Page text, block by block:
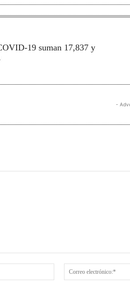
19 suman 17,837 y
-
Nombre:*